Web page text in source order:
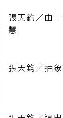
張天鈞／由
慧
張天鈞／抽